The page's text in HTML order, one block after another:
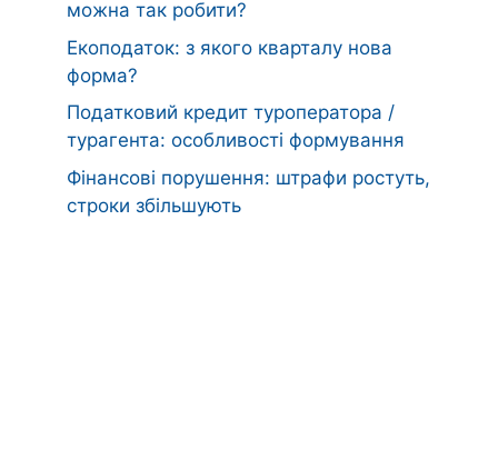
можна так робити?
Екоподаток: з якого кварталу нова
форма?
Податковий кредит туроператора /
турагента: особливості формування
Фінансові порушення: штрафи ростуть,
строки збільшують